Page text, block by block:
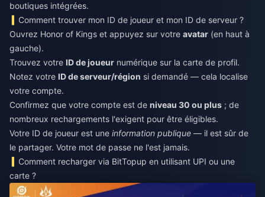
boutiques intégrées.
Comment trouver mon ID de joueur et mon ID de serveur ?
Ouvrez Honor of Kings et appuyez sur votre avatar (en haut à
gauche).
Trouvez votre ID de joueur numérique sur la carte de profil.
Notez votre ID de serveur/région si demandé — cela localise
votre compte.
Confirmez que votre compte est de niveau 30 ou plus ; de
nombreux rechargements l'exigent pour être éligibles.
Votre ID de joueur est une information publique — il est sûr de
le partager. Votre mot de passe ne l'est jamais.
Comment recharger via BitTopup en utilisant UPI ou une
carte ?